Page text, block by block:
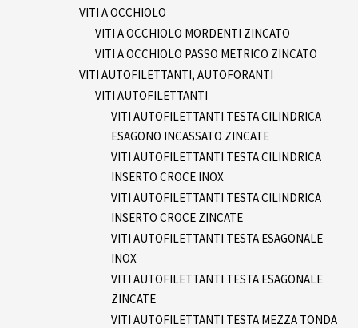
VITI A OCCHIOLO
VITI A OCCHIOLO MORDENTI ZINCATO
VITI A OCCHIOLO PASSO METRICO ZINCATO
VITI AUTOFILETTANTI, AUTOFORANTI
VITI AUTOFILETTANTI
VITI AUTOFILETTANTI TESTA CILINDRICA
ESAGONO INCASSATO ZINCATE
VITI AUTOFILETTANTI TESTA CILINDRICA
INSERTO CROCE INOX
VITI AUTOFILETTANTI TESTA CILINDRICA
INSERTO CROCE ZINCATE
VITI AUTOFILETTANTI TESTA ESAGONALE
INOX
VITI AUTOFILETTANTI TESTA ESAGONALE
ZINCATE
VITI AUTOFILETTANTI TESTA MEZZA TONDA